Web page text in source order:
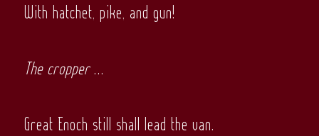
With hatchet, pike, and gun!
The cropper…
Great Enoch still shall lead the van.